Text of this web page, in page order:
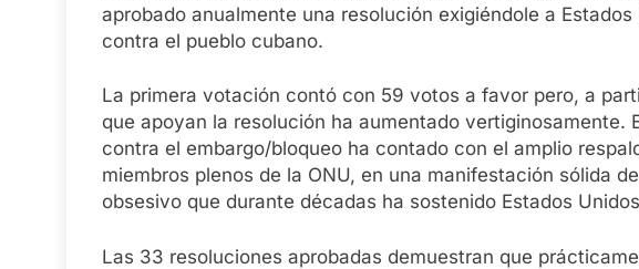
aprobado anualmente una resolución exigiéndole a
contra el pueblo cubano.
La primera votación contó con 59 votos a favor pero, a
que apoyan la resolución ha aumentado vertiginosamente.
contra el embargo/bloqueo ha contado con el amplio
miembros plenos de la ONU, en una manifestación sólida
obsesivo que durante décadas ha sostenido Estados
Las 33 resoluciones aprobadas demuestran que